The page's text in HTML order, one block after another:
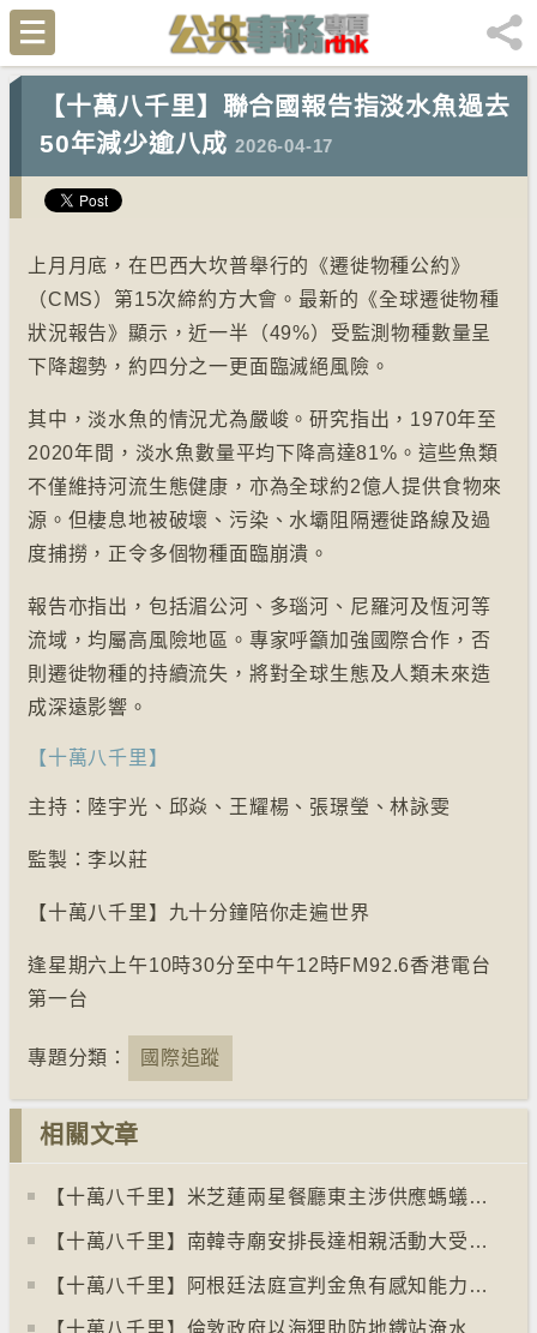
【十萬八千里】聯合國報告指淡水魚過去
50年減少逾八成2026-04-17
上月月底，在巴西大坎普舉行的《遷徙物種公約》
（CMS）第15次締約方大會。最新的《全球遷徙物種
狀況報告》顯示，近一半（49%）受監測物種數量呈
下降趨勢，約四分之一更面臨滅絕風險。
其中，淡水魚的情況尤為嚴峻。研究指出，1970年至
2020年間，淡水魚數量平均下降高達81%。這些魚類
不僅維持河流生態健康，亦為全球約2億人提供食物來
源。但棲息地被破壞、污染、水壩阻隔遷徙路線及過
度捕撈，正令多個物種面臨崩潰。
報告亦指出，包括湄公河、多瑙河、尼羅河及恆河等
流域，均屬高風險地區。專家呼籲加強國際合作，否
則遷徙物種的持續流失，將對全球生態及人類未來造
成深遠影響。
【十萬八千里】
主持：陸宇光、邱焱、王耀楊、張璟瑩、林詠雯
監製：李以莊
【十萬八千里】九十分鐘陪你走遍世界
逢星期六上午10時30分至中午12時FM92.6香港電台
第一台
專題分類： 國際追蹤
相關文章
【十萬八千里】米芝蓮兩星餐廳東主涉供應螞蟻菜式 檢方求囚一年
【十萬八千里】南韓寺廟安排長達相親活動大受歡迎
【十萬八千里】阿根廷法庭宣判金魚有感知能力須從壽司店移走